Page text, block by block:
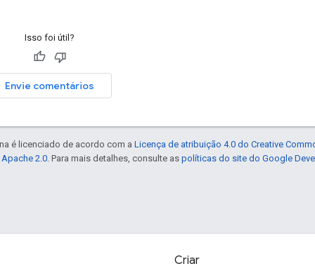
Isso foi útil?
Envie comentários
é licenciado de acordo com a Licença de atribuição 4.0 do Creative
2.0 . Para mais detalhes, consulte as políticas do site do Google
Criar